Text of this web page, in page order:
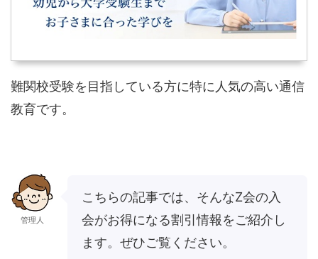
難関校受験を目指している方に特に人気の高い通信
教育です。
管理人
こちらの記事では、そんなZ会の入
会がお得になる割引情報をご紹介し
ます。ぜひご覧ください。